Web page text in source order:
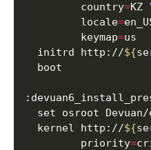
         country
=KZ
         locale
=
         keymap
=
  initrd http://
${
  kernel http://
${
         priority
=